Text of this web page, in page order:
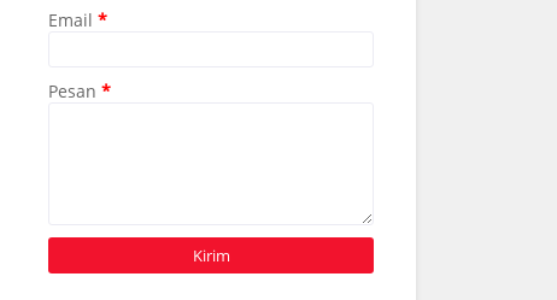
Email *
Pesan *